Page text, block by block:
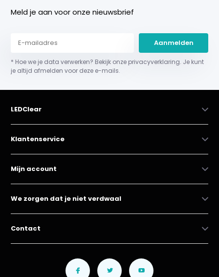
Meld je aan voor onze nieuwsbrief
Aanmelden
* Hoe we je data verwerken? Bekijk onze privacyverklaring. Je kunt
je altijd afmelden voor deze e-mails.
LEDClear
Klantenservice
Mijn account
We zorgen dat je niet verdwaal
Contact